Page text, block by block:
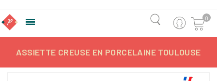
 0
ASSIETTE CREUSE EN PORCELAINE TOULOUSE